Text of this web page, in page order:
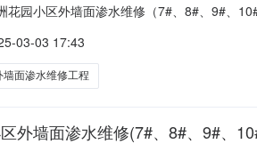
花园小区外墙面渗水维修（7#、8#、9#、
、8#、9#、10#、11#、12#、13#、15#、
03-03 17:43
墙面渗水维修工程
外墙面渗水维修(7#、8#、9#、